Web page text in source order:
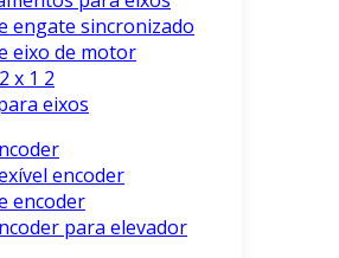
engate sincronizado
eixo de motor
x 1 2
eixos
encoder
encoder
para elevador